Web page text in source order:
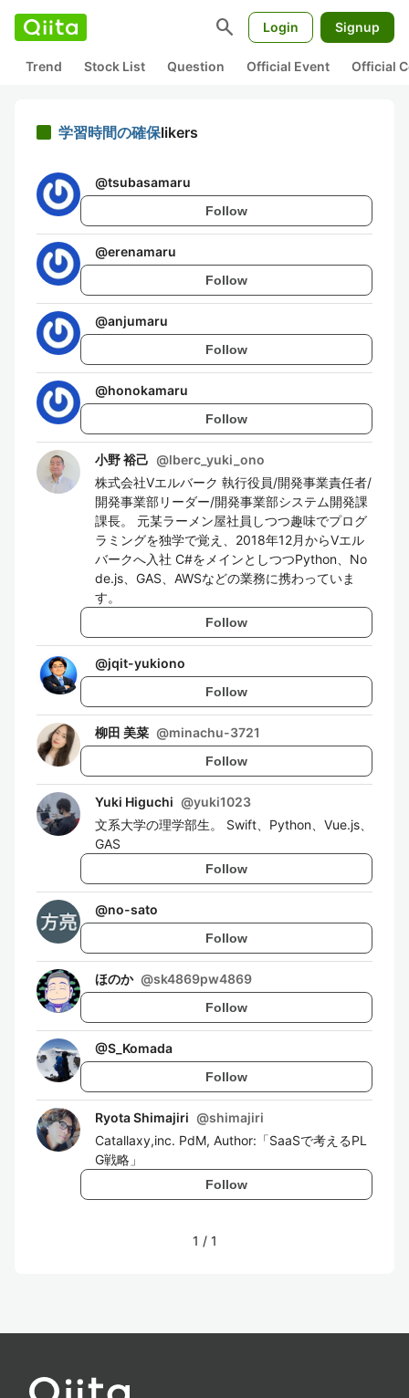
search Login Signup
Trend Stock List Question Official Event Official
学習時間の確保likers
@tsubasamaru
Follow
@erenamaru
Follow
@anjumaru
Follow
@honokamaru
Follow
小野 裕己 @lberc_yuki_ono
株式会社Vエルバーク 執行役員/開発事業責任者/
開発事業部リーダー/開発事業部システム開発課
課長。 元某ラーメン屋社員しつつ趣味でプログ
ラミングを独学で覚え、2018年12月からVエル
バークへ入社 C#をメインとしつつPython、No
de.js、GAS、AWSなどの業務に携わっていま
す。
Follow
@jqit-yukiono
Follow
柳田 美菜 @minachu-3721
Follow
Yuki Higuchi @yuki1023
文系大学の理学部生。 Swift、Python、Vue.js、
GAS
Follow
@no-sato
Follow
ほのか @sk4869pw4869
Follow
@S_Komada
Follow
Ryota Shimajiri @shimajiri
Catallaxy,inc. PdM, Author:「SaaSで考えるPL
G戦略」
Follow
1 / 1